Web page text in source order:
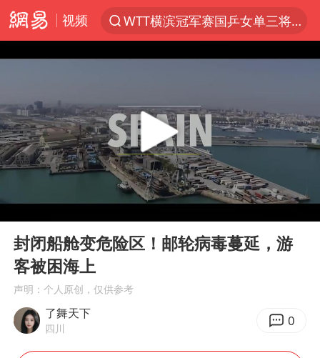
视频
WTT横滨冠军赛国乒女单三将晋级四强
郑丽文：台湾从来没有“独立”过
央视新主播李秋莹孙亚鹏亮相
全民健身事业高质量发展
茅台部分直营店飞天茅台提价
Play
00:00 02:23
封闭船舱变危险区！邮轮病毒蔓延，游
客被困海上
声明：个人原创，仅供参考
了舞天下
四川 0